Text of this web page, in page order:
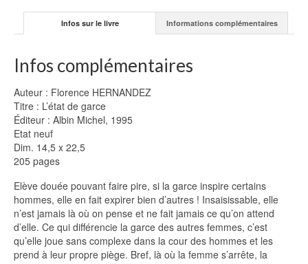
Infos sur le livre Informations complémentaires
Infos complémentaires
Auteur : Florence HERNANDEZ
Titre : L’état de garce
Éditeur : Albin Michel, 1995
Etat neuf
Dim. 14,5 x 22,5
205 pages
Elève douée pouvant faire pire, si la garce inspire certains
hommes, elle en fait expirer bien d’autres ! Insaisissable, elle
n’est jamais là où on pense et ne fait jamais ce qu’on attend
d’elle. Ce qui différencie la garce des autres femmes, c’est
qu’elle joue sans complexe dans la cour des hommes et les
prend à leur propre piège. Bref, là où la femme s’arrête, la